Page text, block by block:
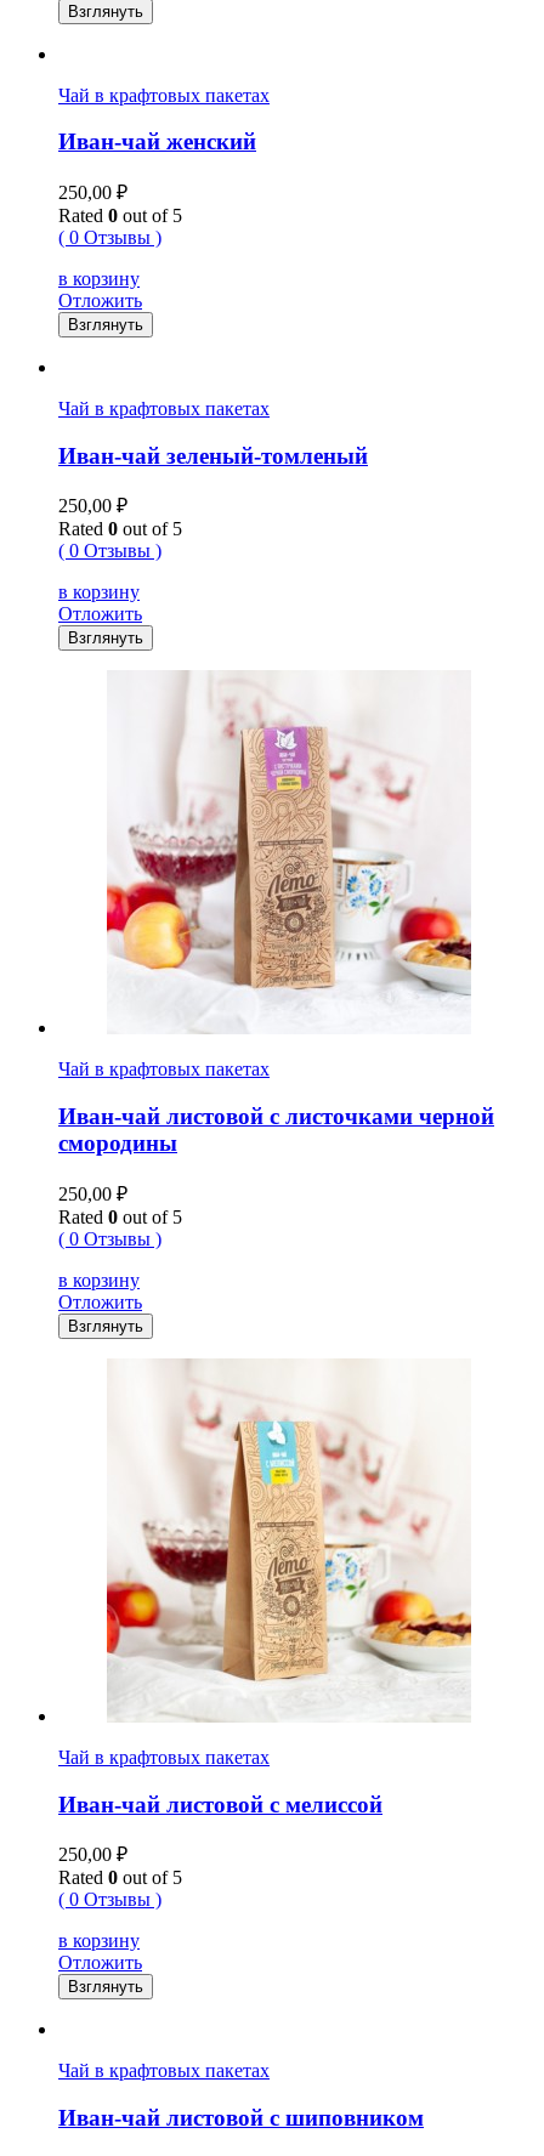
Взглянуть
Чай в крафтовых пакетах
Иван-чай женский
250,00 ₽
Rated 0 out of 5
( 0 Отзывы )
в корзину
Отложить
Взглянуть
Чай в крафтовых пакетах
Иван-чай зеленый-томленый
250,00 ₽
Rated 0 out of 5
( 0 Отзывы )
в корзину
Отложить
Взглянуть
Чай в крафтовых пакетах
Иван-чай листовой с листочками черной
смородины
250,00 ₽
Rated 0 out of 5
( 0 Отзывы )
в корзину
Отложить
Взглянуть
Чай в крафтовых пакетах
Иван-чай листовой с мелиссой
250,00 ₽
Rated 0 out of 5
( 0 Отзывы )
в корзину
Отложить
Взглянуть
Чай в крафтовых пакетах
Иван-чай листовой с шиповником